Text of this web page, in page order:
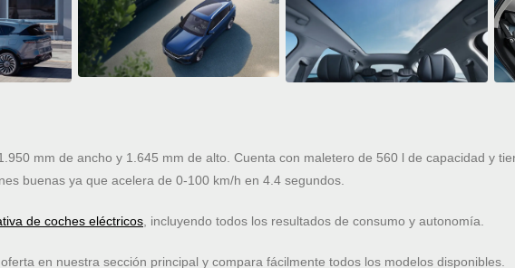
mm de ancho y 1.645 mm de alto. Cuenta con maletero de 560 l de capacidad y
buenas ya que acelera de 0-100 km/h en 4.4 segundos.
de coches eléctricos , incluyendo todos los resultados de consumo y autonomía.
en nuestra sección principal y compara fácilmente todos los modelos disponibles.